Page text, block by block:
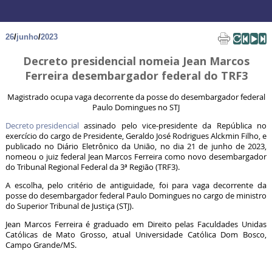
26/junho/2023
Decreto presidencial nomeia Jean Marcos
Ferreira desembargador federal do TRF3
Magistrado ocupa vaga decorrente da posse do desembargador federal
Paulo Domingues no STJ
Decreto presidencialassinado pelo vice-presidente da República no
exercício do cargo de Presidente, Geraldo José Rodrigues Alckmin Filho, e
publicado no Diário Eletrônico da União, no dia 21 de junho de 2023,
nomeou o juiz federal Jean Marcos Ferreira como novo desembargador
do Tribunal Regional Federal da 3ª Região (TRF3).
A escolha, pelo critério de antiguidade, foi para vaga decorrente da
posse do desembargador federal Paulo Domingues no cargo de ministro
do Superior Tribunal de Justiça (STJ).
Jean Marcos Ferreira é graduado em Direito pelas Faculdades Unidas
Católicas de Mato Grosso, atual Universidade Católica Dom Bosco,
Campo Grande/MS.